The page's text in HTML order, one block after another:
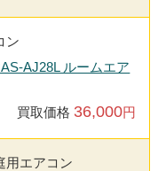
ン
AJ28L ルームエア
買取価格 36,000円
用エアコン